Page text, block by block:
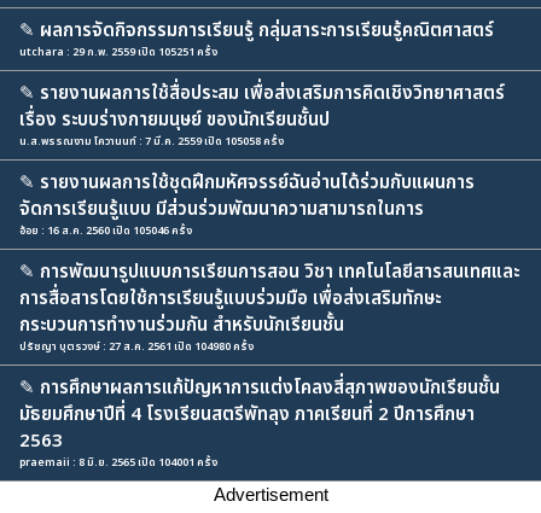
✎ ผลการจัดกิจกรรมการเรียนรู้ กลุ่มสาระการเรียนรู้คณิตศาสตร์
utchara : 29 ก.พ. 2559 เปิด 105251 ครั้ง
✎ รายงานผลการใช้สื่อประสม เพื่อส่งเสริมการคิดเชิงวิทยาศาสตร์
เรื่อง ระบบร่างกายมนุษย์ ของนักเรียนชั้นป
น.ส.พรรณงาม โควานนท์ : 7 มี.ค. 2559 เปิด 105058 ครั้ง
✎ รายงานผลการใช้ชุดฝึกมหัศจรรย์ฉันอ่านได้ร่วมกับแผนการ
จัดการเรียนรู้แบบ มีส่วนร่วมพัฒนาความสามารถในการ
อ้อย : 16 ส.ค. 2560 เปิด 105046 ครั้ง
✎ การพัฒนารูปแบบการเรียนการสอน วิชา เทคโนโลยีสารสนเทศและ
การสื่อสารโดยใช้การเรียนรู้แบบร่วมมือ เพื่อส่งเสริมทักษะ
กระบวนการทำงานร่วมกัน สำหรับนักเรียนชั้น
ปรัชญา บุตรวงษ์ : 27 ส.ค. 2561 เปิด 104980 ครั้ง
✎ การศึกษาผลการแก้ปัญหาการแต่งโคลงสี่สุภาพของนักเรียนชั้น
มัธยมศึกษาปีที่ 4 โรงเรียนสตรีพัทลุง ภาคเรียนที่ 2 ปีการศึกษา
2563
praemaii : 8 มิ.ย. 2565 เปิด 104001 ครั้ง
Advertisement